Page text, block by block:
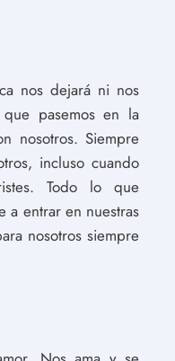
nos dejará ni nos
pasemos en la
nosotros. Siempre
incluso cuando
Todo lo que
a entrar en nuestras
nosotros siempre